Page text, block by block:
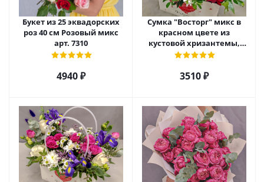
Букет из 25 эквадорских
роз 40 см Розовый микс
арт. 7310
4940 ₽
Сумка "Восторг" микс в
красном цвете из
кустовой хризантемы,
розы и альстромерии арт.
3510 ₽